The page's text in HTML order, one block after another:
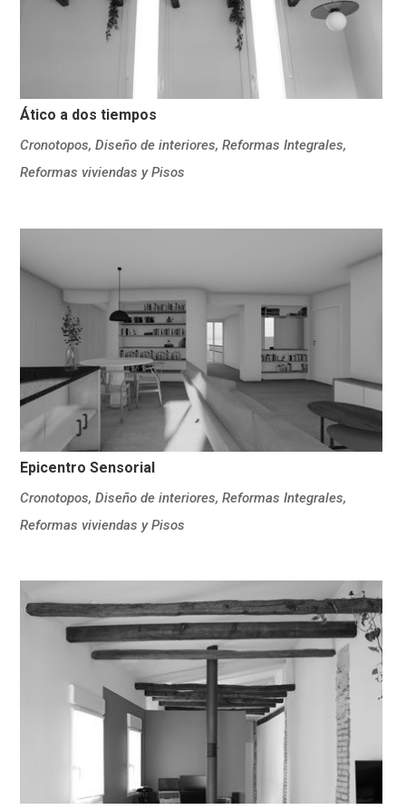
Ático a dos tiempos
Cronotopos,Diseño de interiores,Reformas Integrales,
Reformas viviendas y Pisos
Epicentro Sensorial
Cronotopos,Diseño de interiores,Reformas Integrales,
Reformas viviendas y Pisos